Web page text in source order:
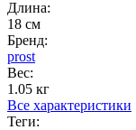
Длина:
18 см
Бренд:
prost
Вес:
1.05 кг
Все характеристики
Теги: